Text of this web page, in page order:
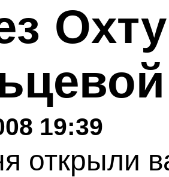
19:39
открыли